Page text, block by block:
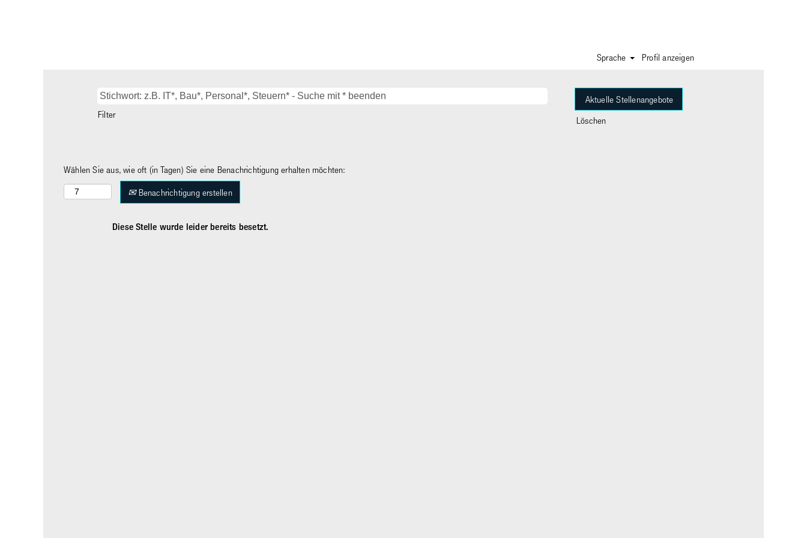
Sprache Profil anzeigen
Filter
Löschen
Wählen Sie aus, wie oft (in Tagen) Sie eine Benachrichtigung erhalten möchten:
Benachrichtigung erstellen
Diese Stelle wurde leider bereits besetzt.